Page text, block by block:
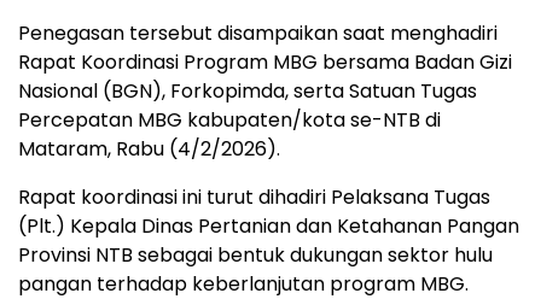
Penegasan tersebut disampaikan saat menghadiri
Rapat Koordinasi Program MBG bersama Badan Gizi
Nasional (BGN), Forkopimda, serta Satuan Tugas
Percepatan MBG kabupaten/kota se-NTB di
Mataram, Rabu (4/2/2026).
Rapat koordinasi ini turut dihadiri Pelaksana Tugas
(Plt.) Kepala Dinas Pertanian dan Ketahanan Pangan
Provinsi NTB sebagai bentuk dukungan sektor hulu
pangan terhadap keberlanjutan program MBG.